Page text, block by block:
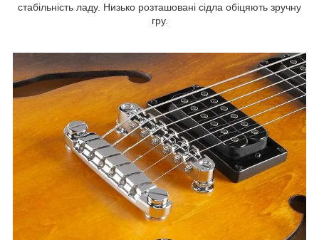
стабільність ладу. Низько розташовані сідла обіцяють зручну
гру.